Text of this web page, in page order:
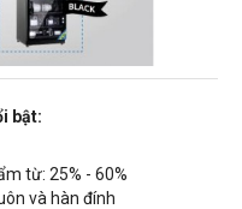
bật:
từ: 25% - 60%
và hàn đính